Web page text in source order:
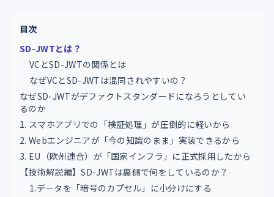
目次
SD-JWTとは？
VCとSD-JWTの関係とは
なぜVCとSD-JWTは混同されやすいの？
なぜSD-JWTがデファクトスタンダードになろうとしてい
るのか
1. スマホアプリでの「検証処理」が圧倒的に軽いから
2. Webエンジニアが「今の知識のまま」実装できるから
3. EU（欧州連合）が「国家インフラ」に正式採用したから
【技術解説編】SD-JWTは裏側で何をしているのか？
1.データを「暗号のカプセル」に小分けにする